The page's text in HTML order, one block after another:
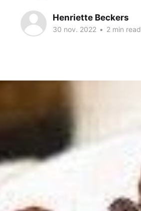
Henriette Beckers
30 nov. 2022 • 2 min read